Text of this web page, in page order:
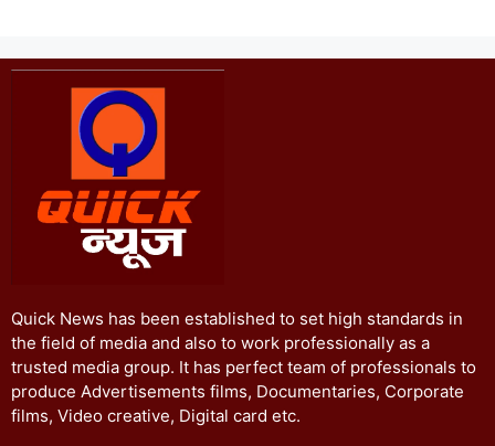
Quick News has been established to set high standards in
the field of media and also to work professionally as a
trusted media group. It has perfect team of professionals to
produce Advertisements films, Documentaries, Corporate
films, Video creative, Digital card etc.